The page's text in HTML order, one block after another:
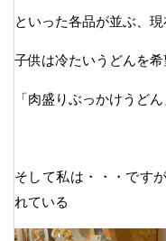
といった各品が並ぶ、
子供は冷たいうどんを希
「肉盛りぶっかけうど
そして私は・・・です
れている